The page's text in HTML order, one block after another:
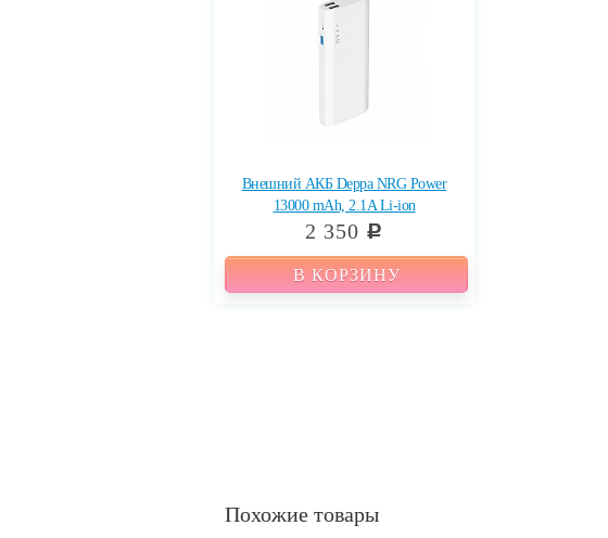
Внешний АКБ Deppa NRG Power
13000 mAh, 2.1A Li-ion
2 350 c
В КОРЗИНУ
Похожие товары